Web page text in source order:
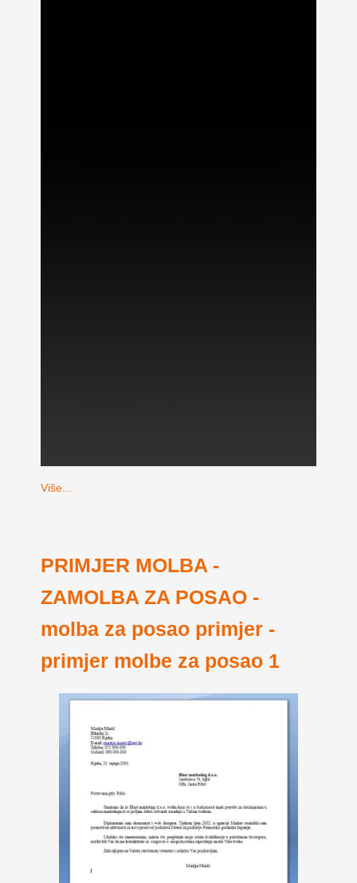
Više...
PRIMJER MOLBA -
ZAMOLBA ZA POSAO -
molba za posao primjer -
primjer molbe za posao 1